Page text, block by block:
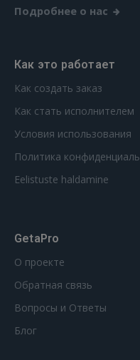
Подробнее о нас
Как это работает
Как создать заказ
Как стать исполнителем
Условия использования
Политика
Eelistuste haldamine
GetaPro
О проекте
Обратная связь
Вопросы и Ответы
Блог